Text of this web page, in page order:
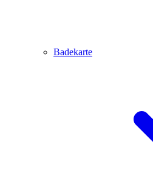
Badekarte